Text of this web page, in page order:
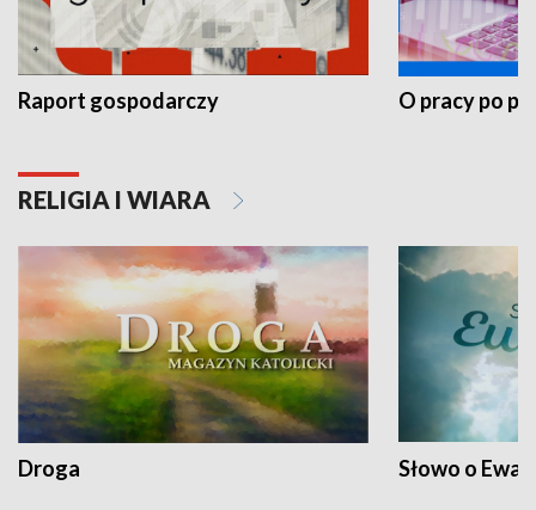
Raport gospodarczy O pracy po
RELIGIA I WIARA
Droga Słowo o